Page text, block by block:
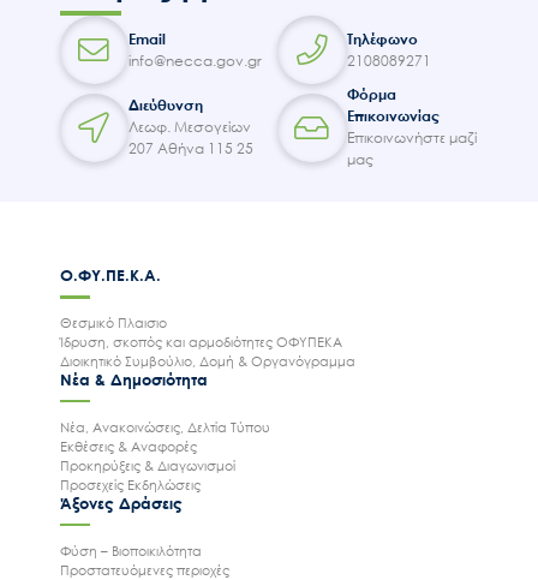
Email
info@necca.gov.gr
Τηλέφωνο
2108089271
Διεύθυνση
Λεωφ. Μεσογείων
207 Αθήνα 115 25
Φόρμα
Επικοινωνίας
Επικοινωνήστε μαζί
μας
Ο.ΦΥ.ΠΕ.Κ.Α.
Θεσμικό Πλαισιο
Ίδρυση, σκοπός και αρμοδιότητες ΟΦΥΠΕΚΑ
Διοικητικό Συμβούλιο, Δομή & Οργανόγραμμα
Νέα & Δημοσιότητα
Νέα, Ανακοινώσεις, Δελτία Τύπου
Εκθέσεις & Αναφορές
Προκηρύξεις & Διαγωνισμοί
Προσεχείς Εκδηλώσεις
Άξονες Δράσεις
Φύση – Βιοποικιλότητα
Προστατευόμενες περιοχές